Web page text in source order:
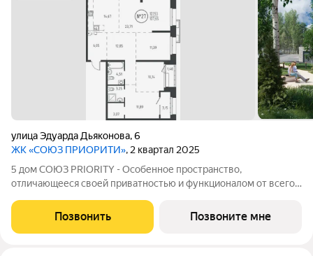
улица Эдуарда Дьяконова,6
ЖК «СОЮЗ ПРИОРИТИ», 2 квартал 2025
5 дом СОЮЗ PRIORITY - Особенное пространство,
отличающееся своей приватностью и функционалом от всего
предпочитает более камерный формат жилья чувствовал себя
дома. Дом, обладающий потрясающими
Позвонить Позвоните мне